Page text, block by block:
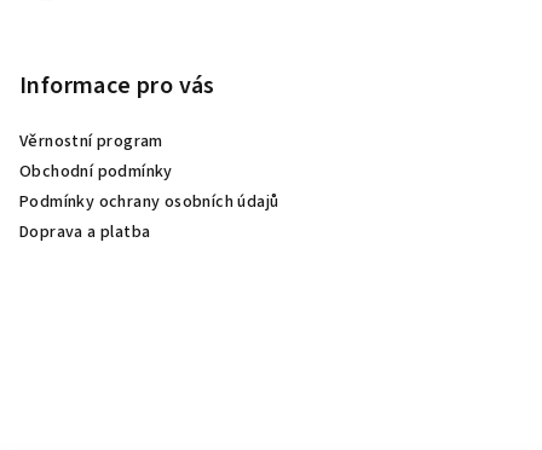
Informace pro vás
Věrnostní program
Obchodní podmínky
Podmínky ochrany osobních údajů
Doprava a platba